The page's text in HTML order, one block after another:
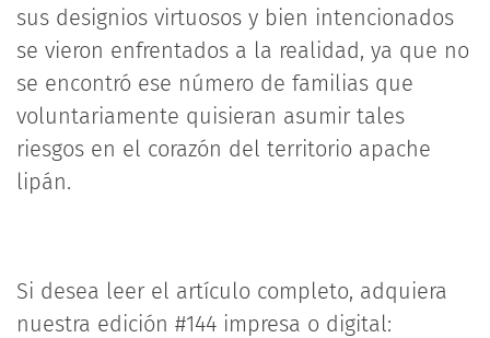
sus designios virtuosos y bien intencionados
se vieron enfrentados a la realidad, ya que no
se encontró ese número de familias que
voluntariamente quisieran asumir tales
riesgos en el corazón del territorio apache
lipán.
Si desea leer el artículo completo, adquiera
nuestra edición #144 impresa o digital: